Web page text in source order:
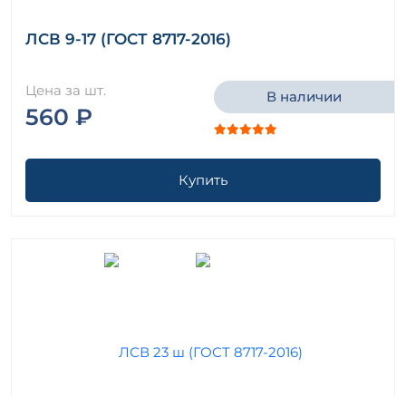
ЛСВ 9-17 (ГОСТ 8717-2016)
Цена за шт.
560 ₽
В наличии
Купить